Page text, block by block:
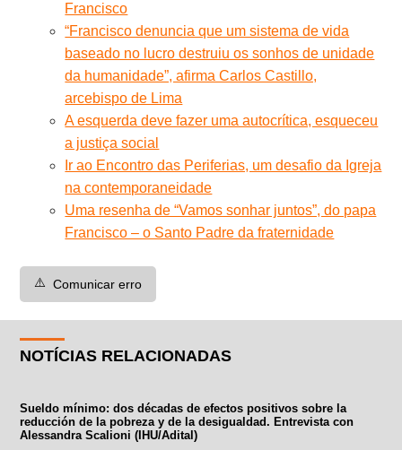
Francisco
“Francisco denuncia que um sistema de vida
baseado no lucro destruiu os sonhos de unidade
da humanidade”, afirma Carlos Castillo,
arcebispo de Lima
A esquerda deve fazer uma autocrítica, esqueceu
a justiça social
Ir ao Encontro das Periferias, um desafio da Igreja
na contemporaneidade
Uma resenha de “Vamos sonhar juntos”, do papa
Francisco – o Santo Padre da fraternidade
⚠️ Comunicar erro
NOTÍCIAS RELACIONADAS
Sueldo mínimo: dos décadas de efectos positivos sobre la
reducción de la pobreza y de la desigualdad. Entrevista con
Alessandra Scalioni (IHU/Adital)